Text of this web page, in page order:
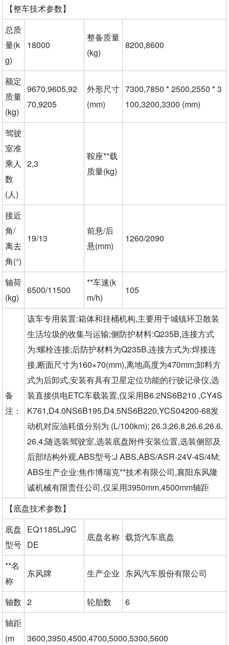
【整车技术参数】
总质
量(k
g)
18000
整备质量
(kg)
8200,8600
额定
质量
(kg)
9670,9605,92
70,9205
外形尺寸
(mm)
7300,7850 * 2500,2550 * 3
100,3200,3300 (mm)
驾驶
室准
乘人
数
(人)
2,3
鞍座**载
质量(kg)
接近
角/
离去
角(°)
19/13
前悬/后
悬(mm)
1260/2090
轴荷
(kg)
6500/11500
**车速(k
m/h)
105
备
注：
该车专用装置:箱体和挂桶机构,主要用于城镇环卫散装
生活垃圾的收集与运输;侧防护材料:Q235B,连接方式
为:螺栓连接;后防护材料为Q235B,连接方式为:焊接连
接,断面尺寸为160×70(mm),离地高度为470mm;卸料方
式为后卸式,安装有具有卫星定位功能的行驶记录仪,选
装直接供电ETC车载装置,仅采用B6.2NS6B210 ,CY4S
K761,D4.0NS6B195,D4.5NS6B220,YCS04200-68发
动机对应油耗值分别为 (L/100km); 26.3,26.8,26.6,26.6,
26.4;随选装驾驶室,选装底盘附件安装位置,选装侧部及
后部结构外观,ABS型号:J ABS,ABS/ASR-24V-4S/4M;
ABS生产企业:焦作博瑞克**技术有限公司,襄阳东风隆
诚机械有限责任公司,仅采用3950mm,4500mm轴距
【底盘技术参数】
底盘
型号
EQ1185LJ9C
DE
底盘名称 载货汽车底盘
**名
称
东风牌 生产企业 东风汽车股份有限公司
轴数 2 轮胎数
6
轴距
(m
3600,3950,4500,4700,5000,5300,5600